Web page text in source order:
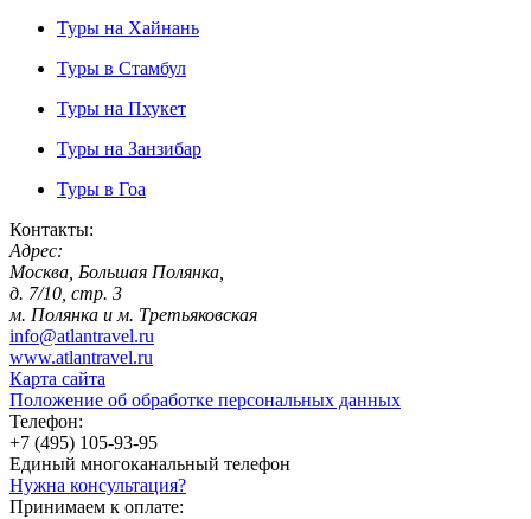
Туры на Хайнань
Туры в Стамбул
Туры на Пхукет
Туры на Занзибар
Туры в Гоа
Контакты:
Адрес:
Москва, Большая Полянка,
д. 7/10, стр. 3
м. Полянка и м. Третьяковская
info@atlantravel.ru
www.atlantravel.ru
Карта сайта
Положение об обработке персональных данных
Телефон:
+7 (495) 105-93-95
Единый многоканальный телефон
Нужна консультация?
Принимаем к оплате: